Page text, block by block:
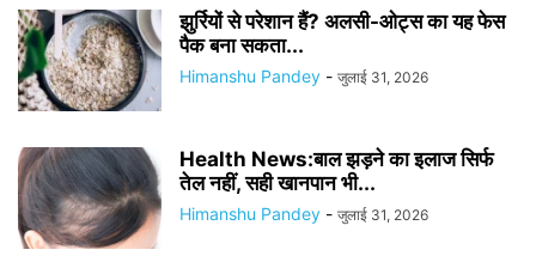
झुर्रियों से परेशान हैं? अलसी-ओट्स का यह फेस
पैक बना सकता...
Himanshu Pandey - जुलाई 31, 2026
Health News:बाल झड़ने का इलाज सिर्फ
तेल नहीं, सही खानपान भी...
Himanshu Pandey - जुलाई 31, 2026